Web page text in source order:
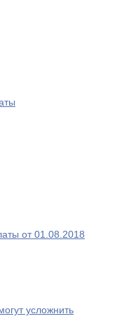
от 01.08.2018
усложнить